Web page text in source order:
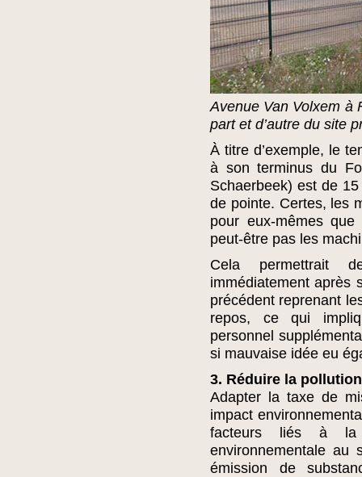
Avenue Van Volxem à
part et d’autre du site
À titre d’exemple, le
à son terminus du
Schaerbeek) est de
de pointe. Certes, les
pour eux-mêmes
peut-être pas les
Cela permettrait
immédiatement après
précédent reprenant
repos, ce qui
personnel
si mauvaise idée eu
3. Réduire la
Adapter la taxe de
impact
facteurs liés à la
environnementale au
émission de